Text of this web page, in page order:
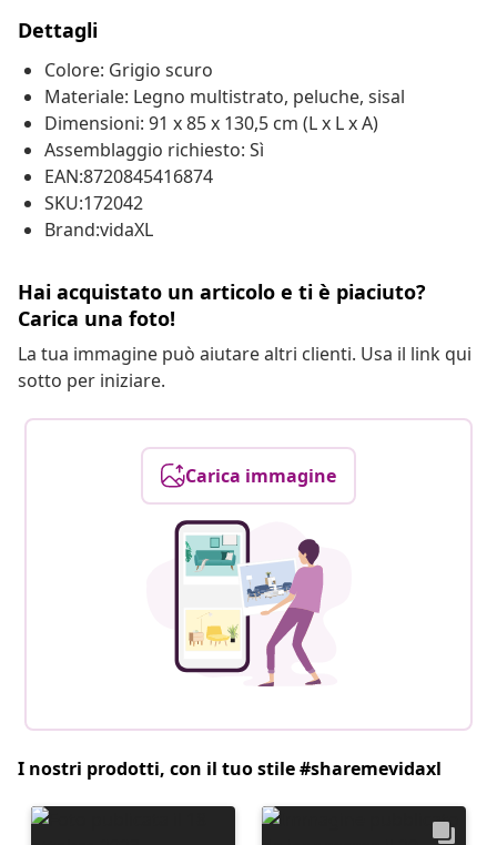
Dettagli
Colore: Grigio scuro
Materiale: Legno multistrato, peluche, sisal
Dimensioni: 91 x 85 x 130,5 cm (L x L x A)
Assemblaggio richiesto: Sì
EAN:8720845416874
SKU:172042
Brand:vidaXL
Hai acquistato un articolo e ti è piaciuto?
Carica una foto!
La tua immagine può aiutare altri clienti. Usa il link qui
sotto per iniziare.
Carica immagine
I nostri prodotti, con il tuo stile #sharemevidaxl